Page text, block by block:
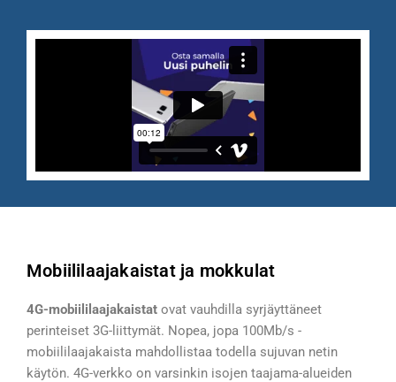
Mobiililaajakaistat ja mokkulat
4G-mobiililaajakaistat ovat vauhdilla syrjäyttäneet
perinteiset 3G-liittymät. Nopea, jopa 100Mb/s -
mobiililaajakaista mahdollistaa todella sujuvan netin
käytön. 4G-verkko on varsinkin isojen taajama-alueiden